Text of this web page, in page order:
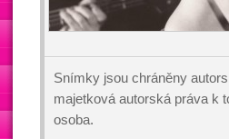
Snímky jsou chráněny
majetková autorská práva k
osoba.